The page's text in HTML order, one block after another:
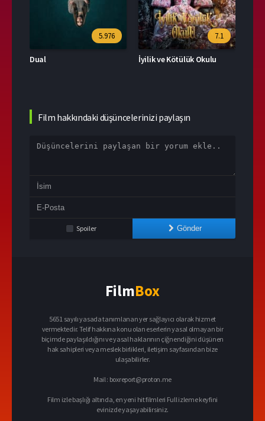
5.976
Dual
7.1
İyilik ve Kötülük Okulu
Film hakkındaki düşüncelerinizi paylaşın
Spoiler Gönder
FilmBox
5651 sayılı yasada tanımlanan yer sağlayıcı olarak hizmet
vermektedir. Telif hakkına konu olan eserlerin yasal olmayan bir
biçimde paylaşıldığını ve yasal haklarının çiğnendiğini düşünen
hak sahipleri veya meslek birlikleri, iletişim sayfasından bize
ulaşabilirler.
Mail : boxreport@proton.me
Film izle başlığı altında, en yeni hit filmleri Full izleme keyfini
evinizde yaşayabilirsiniz.